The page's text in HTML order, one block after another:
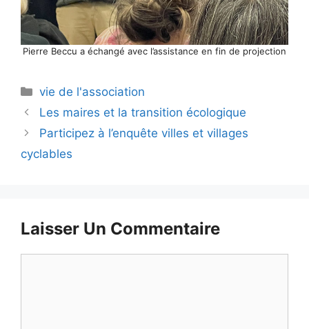
Pierre Beccu a échangé avec l’assistance en fin de projection
Catégories
vie de l'association
Les maires et la transition écologique
Participez à l’enquête villes et villages
cyclables
Laisser Un Commentaire